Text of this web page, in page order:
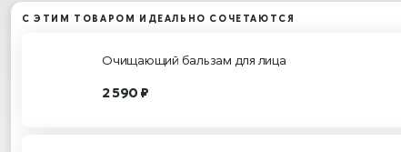
С ЭТИМ ТОВАРОМ ИДЕАЛЬНО СОЧЕТАЮТСЯ
Очищающий бальзам для лица
2 590 ₽